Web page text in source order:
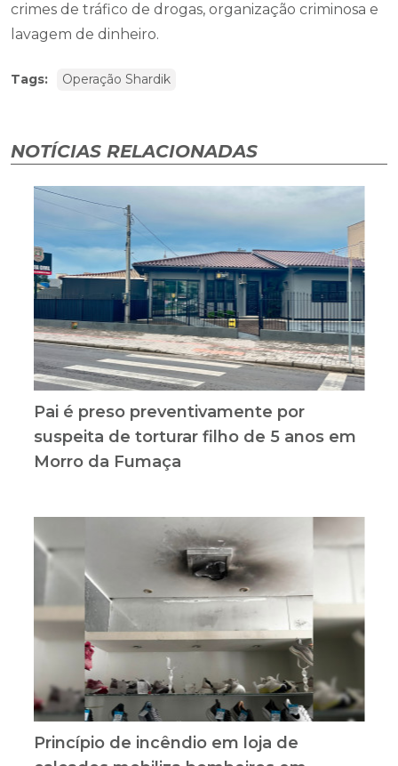
crimes de tráfico de drogas, organização criminosa e
lavagem de dinheiro.
Tags: Operação Shardik
NOTÍCIAS RELACIONADAS
Pai é preso preventivamente por
suspeita de torturar filho de 5 anos em
Morro da Fumaça
Princípio de incêndio em loja de